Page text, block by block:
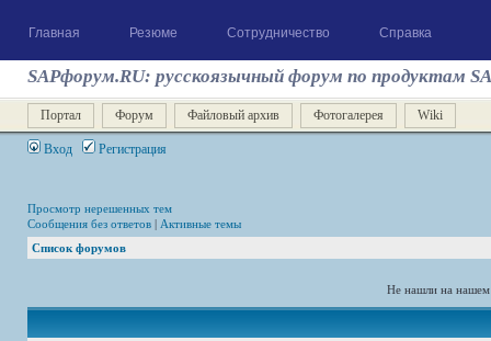
Главная Резюме Сотрудничество Справка
SAPфорум.RU: русскоязычный форум по продуктам
Портал Форум Файловый архив Фотогалерея Wiki
Вход Регистрация
Просмотр нерешенных тем
Сообщения без ответов | Активные темы
Список форумов
Не нашли на